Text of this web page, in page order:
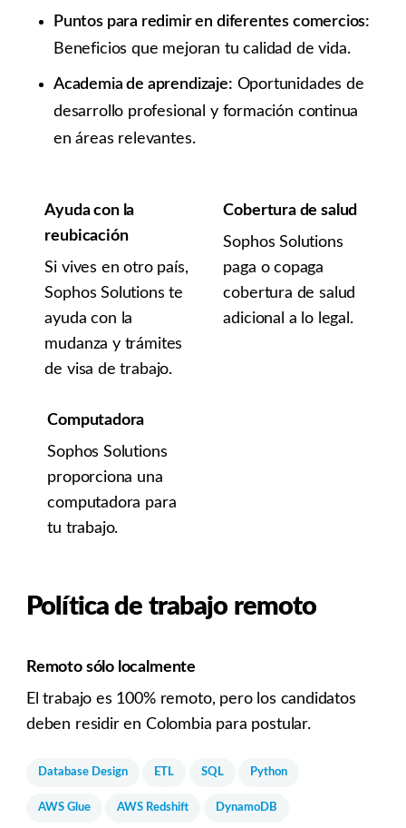
Puntos para redimir en diferentes comercios:
Beneficios que mejoran tu calidad de vida.
Academia de aprendizaje: Oportunidades de
desarrollo profesional y formación continua
en áreas relevantes.
Ayuda con la
reubicación
Si vives en otro país,
Sophos Solutions te
ayuda con la
mudanza y trámites
de visa de trabajo.
Cobertura de salud
Sophos Solutions
paga o copaga
cobertura de salud
adicional a lo legal.
Computadora
Sophos Solutions
proporciona una
computadora para
tu trabajo.
Política de trabajo remoto
Remoto sólo localmente
El trabajo es 100% remoto, pero los candidatos
deben residir en Colombia para postular.
Database Design ETL SQL Python
AWS Glue AWS Redshift DynamoDB